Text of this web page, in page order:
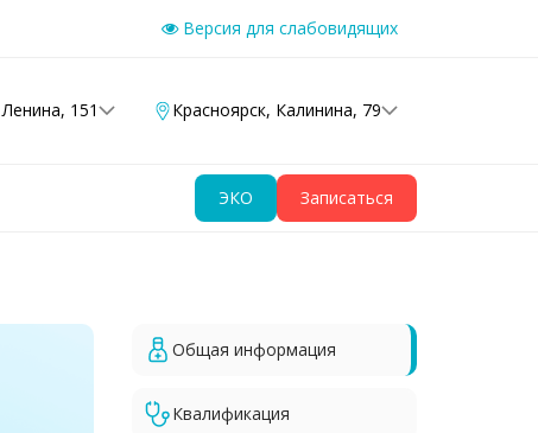
Версия для слабовидящих
Ленина, 151 Красноярск, Калинина, 79
ЭКО Записаться
Общая информация
Квалификация